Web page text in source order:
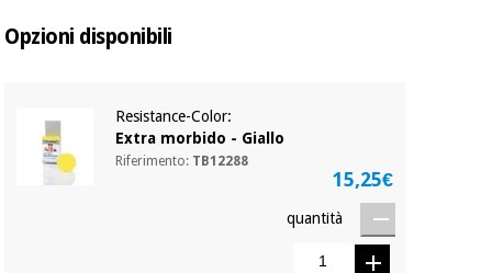
Armadi
sanitari
per la
protezione
Aerobica,
fitness e
Opzioni disponibili
Resistance-Color:
Extra morbido - Giallo
Riferimento: TB12288
15,25€
quantità